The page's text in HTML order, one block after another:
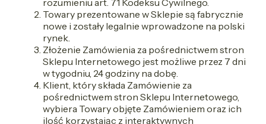
rozumieniu art. 71 Kodeksu Cywilnego.
Towary prezentowane w Sklepie są fabrycznie
nowe i zostały legalnie wprowadzone na polski
rynek.
Złożenie Zamówienia za pośrednictwem stron
Sklepu Internetowego jest możliwe przez 7 dni
w tygodniu, 24 godziny na dobę.
Klient, który składa Zamówienie za
pośrednictwem stron Sklepu Internetowego,
wybiera Towary objęte Zamówieniem oraz ich
ilość korzystając z interaktywnych